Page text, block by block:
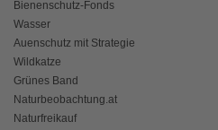
Bienenschutz-Fonds
Wasser
Auenschutz mit Strategie
Wildkatze
Grünes Band
Naturbeobachtung.at
Naturfreikauf